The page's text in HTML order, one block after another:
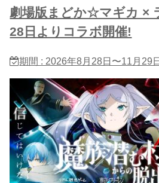
劇場版まどか☆マギカ ×
28日よりコラボ開催!
期間 : 2026年8月28日〜11月29日